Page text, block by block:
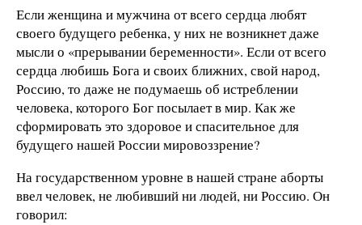
Если женщина и мужчина от всего сердца любят
своего будущего ребенка, у них не возникнет даже
мысли о «прерывании беременности». Если от всего
сердца любишь Бога и своих ближних, свой народ,
Россию, то даже не подумаешь об истреблении
человека, которого Бог посылает в мир. Как же
сформировать это здоровое и спасительное для
будущего нашей России мировоззрение?
На государственном уровне в нашей стране аборты
ввел человек, не любивший ни людей, ни Россию. Он
говорил: